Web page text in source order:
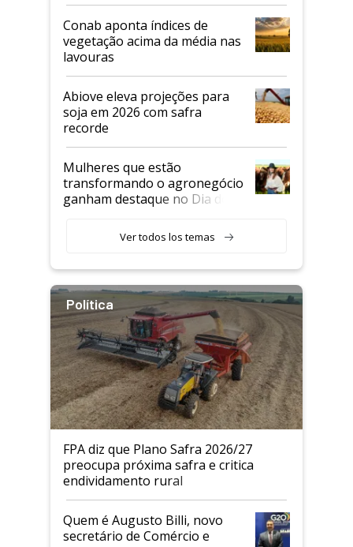
Conab aponta índices de
vegetação acima da média nas
lavouras
Abiove eleva projeções para
soja em 2026 com safra
recorde
Mulheres que estão
transformando o agronegócio
ganham destaque no Dia do
Ver todos los temas
Política
FPA diz que Plano Safra 2026/27
preocupa próxima safra e critica
endividamento rural
Quem é Augusto Billi, novo
secretário de Comércio e